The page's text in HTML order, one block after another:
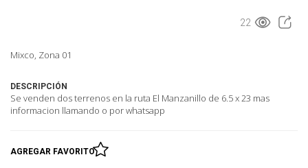
22
Mixco, Zona 01
DESCRIPCIÓN
Se venden dos terrenos en la ruta El Manzanillo de 6.5 x 23 mas
informacion llamando o por whatsapp
AGREGAR FAVORITO